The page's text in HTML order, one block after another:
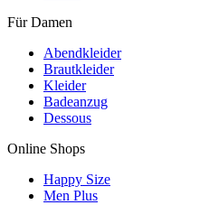
Für Damen
Abendkleider
Brautkleider
Kleider
Badeanzug
Dessous
Online Shops
Happy Size
Men Plus